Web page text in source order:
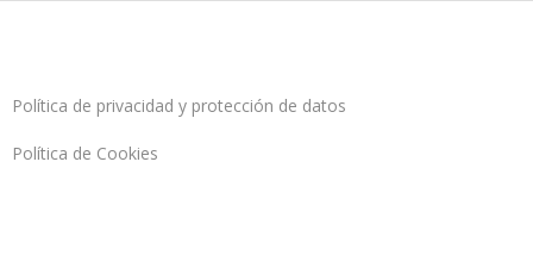
Política de privacidad y protección de datos
Política de Cookies